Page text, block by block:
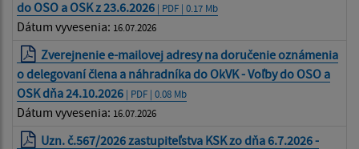
do OSO a OSK z 23.6.2026 | PDF | 0.17 Mb
Dátum vyvesenia: 16.07.2026
Zverejnenie e-mailovej adresy na doručenie oznámenia
o delegovaní člena a náhradníka do OkVK - Voľby do OSO a
OSK dňa 24.10.2026 | PDF | 0.08 Mb
Dátum vyvesenia: 16.07.2026
Uzn. č.567/2026 zastupiteľstva KSK zo dňa 6.7.2026 -